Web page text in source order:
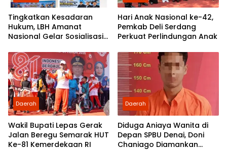
Tingkatkan Kesadaran
Hukum, LBH Amanat
Nasional Gelar Sosialisasi
Morawa
Hari Anak Nasional ke-42,
Pemkab Deli Serdang
Perkuat Perlindungan Anak
Daerah
Wakil Bupati Lepas Gerak
Jalan Beregu Semarak HUT
Ke-81 Kemerdekaan RI
Daerah
Diduga Aniaya Wanita di
Depan SPBU Denai, Doni
Chaniago Diamankan